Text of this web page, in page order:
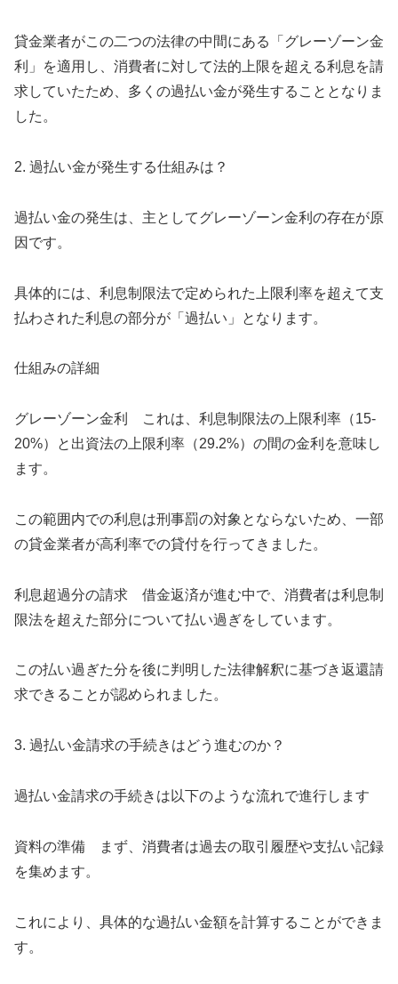
貸金業者がこの二つの法律の中間にある「グレーゾーン金
利」を適用し、消費者に対して法的上限を超える利息を請
求していたため、多くの過払い金が発生することとなりま
した。
2. 過払い金が発生する仕組みは？
過払い金の発生は、主としてグレーゾーン金利の存在が原
因です。
具体的には、利息制限法で定められた上限利率を超えて支
払わされた利息の部分が「過払い」となります。
仕組みの詳細
グレーゾーン金利 これは、利息制限法の上限利率（15-
20%）と出資法の上限利率（29.2%）の間の金利を意味し
ます。
この範囲内での利息は刑事罰の対象とならないため、一部
の貸金業者が高利率での貸付を行ってきました。
利息超過分の請求 借金返済が進む中で、消費者は利息制
限法を超えた部分について払い過ぎをしています。
この払い過ぎた分を後に判明した法律解釈に基づき返還請
求できることが認められました。
3. 過払い金請求の手続きはどう進むのか？
過払い金請求の手続きは以下のような流れで進行します
資料の準備 まず、消費者は過去の取引履歴や支払い記録
を集めます。
これにより、具体的な過払い金額を計算することができま
す。